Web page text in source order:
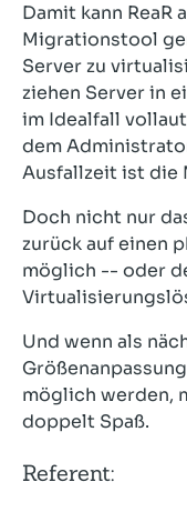
Damit kann ReaR
Migrationstool
Server zu
ziehen Server in
im Idealfall
dem
Ausfallzeit ist die
Doch nicht nur
zurück auf einen
möglich -- oder
Und wenn als
möglich werden,
doppelt Spaß.
Referent: